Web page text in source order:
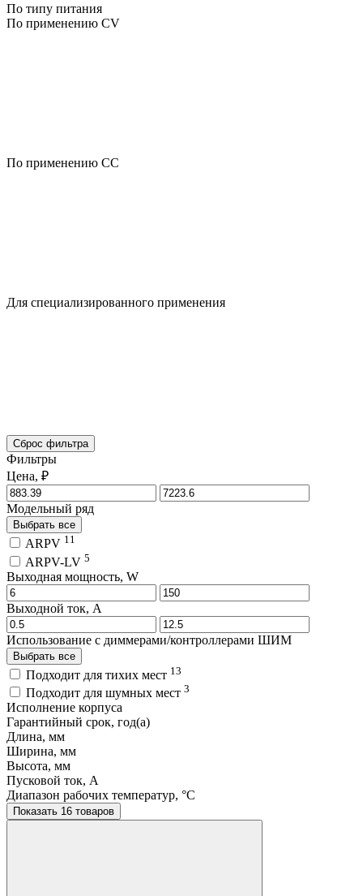
По типу питания
По применению CV
По применению CC
Для специализированного применения
Сброс фильтра
Фильтры
Цена, ₽
Модельный ряд
Выбрать все
ARPV 11
ARPV-LV 5
Выходная мощность, W
Выходной ток, A
Использование с диммерами/контроллерами ШИМ
Выбрать все
Подходит для тихих мест 13
Подходит для шумных мест 3
Исполнение корпуса
Гарантийный срок, год(а)
Длина, мм
Ширина, мм
Высота, мм
Пусковой ток, A
Диапазон рабочих температур, °C
Показать 16 товаров